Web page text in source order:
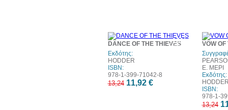
10%
έκπτωση
DANCE OF THE THIEVES
Εκδότης:
HODDER
ISBN:
978-1-399-71042-8
13,24 11,92 €
VOW OF
Ε. ΜΕΡΙ
Εκδότης:
ISBN:
978-1-
13,24